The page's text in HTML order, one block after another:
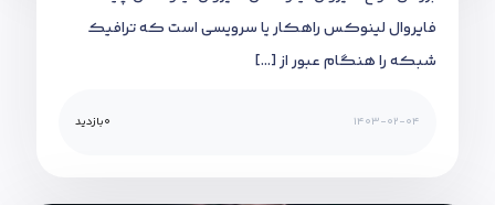
فایروال لینوکس راهکار یا سرویسی است که ترافیک
شبکه را هنگام عبور از […]
1403-02-04
0بازدید